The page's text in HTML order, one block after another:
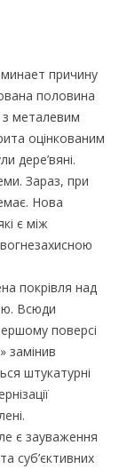
причину
половина
з металевим
оцінкованим
дере’вяні.
Зараз, при
Нова
є між
покрівля над
Всюди
поверсі
замінив
штукатурні
є зауваження
суб’єктивних